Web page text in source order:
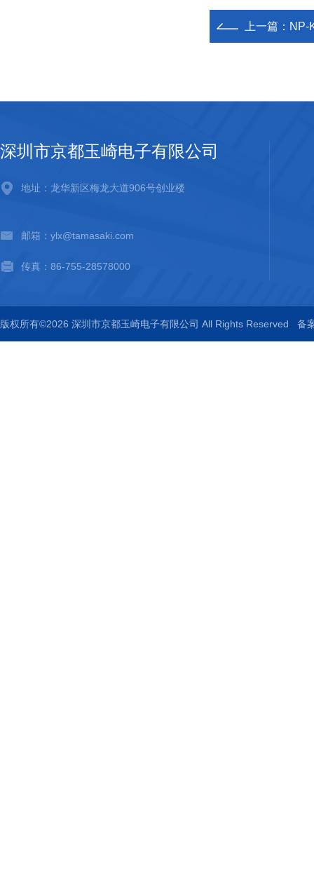
上一篇： NP-
深圳市京都玉崎电子有限公司
地址：龙华新区梅龙大道906号创业楼
邮箱：ylx@tamasaki.com
传真：86-755-28578000
版权所有©2026 深圳市京都玉崎电子有限公司 All Rights Reserved 备